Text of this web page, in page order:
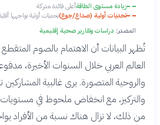
زيادة مستوى الطاقةأعلى فائدة مدركة
تحديات أولية (صداع/جوع)تحديات أولية تواجهها
المصدر: دراسات وتقارير صحية إقليمية
تُظهر البيانات أن الاهتمام بالصوم
العالم العربي خلال السنوات الأخيرة،
والروحية المتصورة. يرى غالبية
والتركيز، مع انخفاض ملحوظ في مستويات
من ذلك، لا تزال هناك نسبة من الأفراد